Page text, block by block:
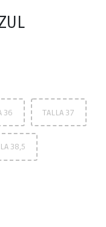
36 TALLA 37
38,5